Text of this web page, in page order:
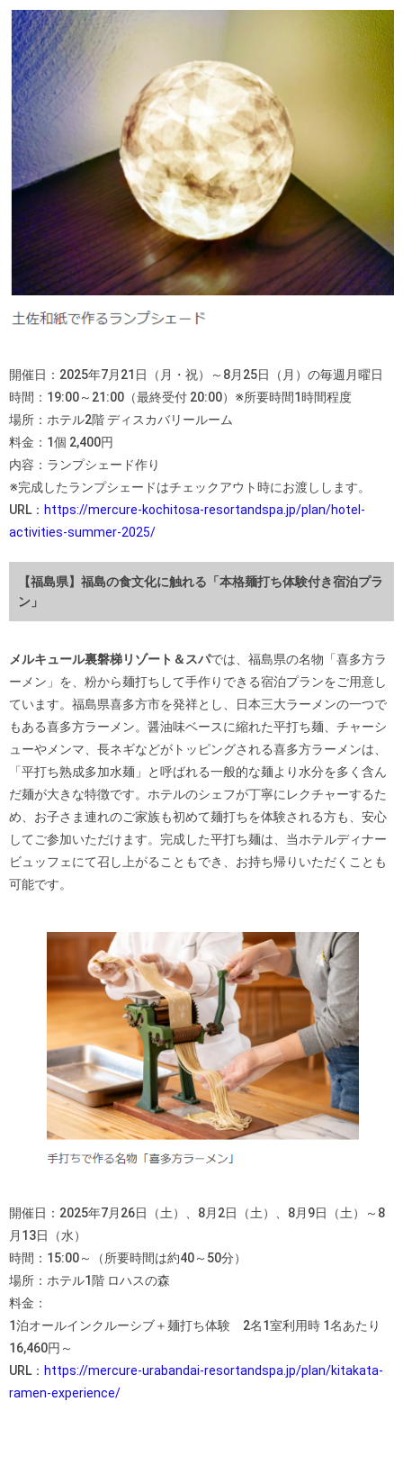
開催日：2025年7月21日（月・祝）～8月25日（月）の毎週月曜日
時間：19:00～21:00（最終受付 20:00）※所要時間1時間程度
場所：ホテル2階 ディスカバリールーム
料金：1個 2,400円
内容：ランプシェード作り
※完成したランプシェードはチェックアウト時にお渡しします。
URL： https://mercure-kochitosa-resortandspa.jp/plan/hotel-
activities-summer-2025/
【福島県】福島の食文化に触れる「本格麺打ち体験付き宿泊プラ
ン」
メルキュール裏磐梯リゾート＆スパでは、福島県の名物「喜多方ラ
ーメン」を、粉から麺打ちして手作りできる宿泊プランをご用意し
ています。福島県喜多方市を発祥とし、日本三大ラーメンの一つで
もある喜多方ラーメン。醤油味ベースに縮れた平打ち麺、チャーシ
ューやメンマ、長ネギなどがトッピングされる喜多方ラーメンは、
「平打ち熟成多加水麺」と呼ばれる一般的な麺より水分を多く含ん
だ麺が大きな特徴です。ホテルのシェフが丁寧にレクチャーするた
め、お子さま連れのご家族も初めて麺打ちを体験される方も、安心
してご参加いただけます。完成した平打ち麺は、当ホテルディナー
ビュッフェにて召し上がることもでき、お持ち帰りいただくことも
可能です。
開催日：2025年7月26日（土）、8月2日（土）、8月9日（土）～8
月13日（水）
時間：15:00～（所要時間は約40～50分）
場所：ホテル1階 ロハスの森
料金：
1泊オールインクルーシブ＋麺打ち体験 2名1室利用時 1名あたり
16,460円～
URL： https://mercure-urabandai-resortandspa.jp/plan/kitakata-
ramen-experience/